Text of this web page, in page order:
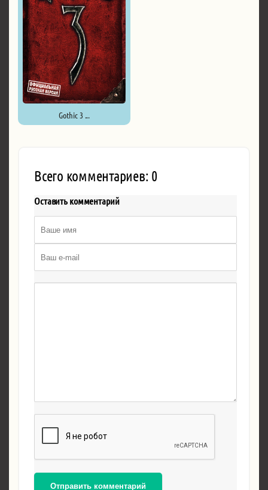
Gothic 3 ...
Всего комментариев: 0
Оставить комментарий
Отправить комментарий